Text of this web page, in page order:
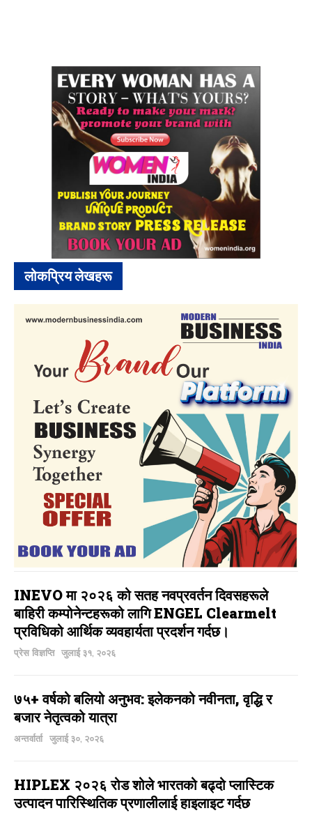
लोकप्रिय लेखहरू
INEVO मा २०२६ को सतह नवप्रवर्तन दिवसहरूले
बाहिरी कम्पोनेन्टहरूको लागि ENGEL Clearmelt
प्रविधिको आर्थिक व्यवहार्यता प्रदर्शन गर्दछ।
प्रेस विज्ञप्ति जुलाई ३१, २०२६
७५+ वर्षको बलियो अनुभव: इलेकनको नवीनता, वृद्धि र
बजार नेतृत्वको यात्रा
अन्तर्वार्ता जुलाई ३०, २०२६
HIPLEX २०२६ रोड शोले भारतको बढ्दो प्लास्टिक
उत्पादन पारिस्थितिक प्रणालीलाई हाइलाइट गर्दछ